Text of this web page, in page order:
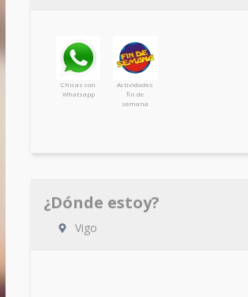
Chicas con
Whatsapp
Actividades
fin de
semana
¿Dónde estoy?
Vigo